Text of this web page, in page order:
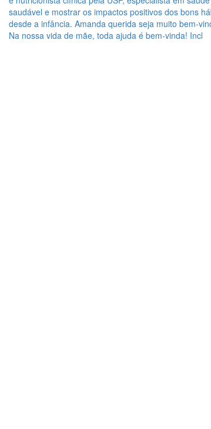
Na nossa vida de mãe, toda ajuda é bem-vinda! Incl